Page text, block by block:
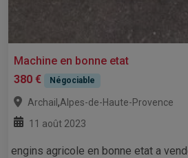
Machine en bonne etat
380 €
Négociable
Archail,Alpes-de-Haute-Provence
11 août 2023
engins agricole en bonne etat a